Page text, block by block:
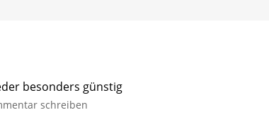
besonders günstig
schreiben